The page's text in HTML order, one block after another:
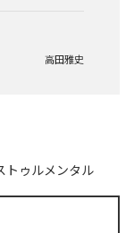
高田雅史
トゥルメンタル